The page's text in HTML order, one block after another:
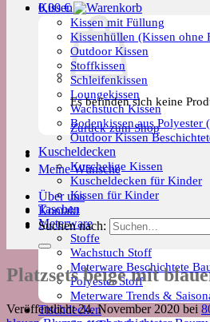
Kissen
Kissen mit Füllung
Kissenhüllen (Kissen ohne
Outdoor Kissen
Stoffkissen
Schleifenkissen
Loungekissen
Wachstuch Kissen
Bodenkissen aus Polyester
Outdoor Kissen
Kuscheldecken
Kuschelige Kissen
Kuscheldecken für Kinder
Kissen für Kinder
Taschen
Meterware
Stoffe
Wachstuch Stoff
Meterware Beschichtete
Polyester Stoff
Meterware Trends &
Tischdecken
0,00€
Es befinden sich keine
Zurück zum Shop
Meine Wünsche
Über uns
Kontakt
Suchen nach:
Platzsets beige mit
Veröffentlicht24. November 2020 bei